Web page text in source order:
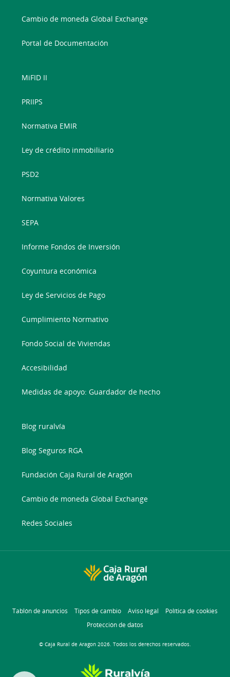
Cambio de moneda Global Exchange
Portal de Documentación
MiFID II
PRIIPS
Normativa EMIR
Ley de crédito inmobiliario
PSD2
Normativa Valores
SEPA
Informe Fondos de Inversión
Coyuntura económica
Ley de Servicios de Pago
Cumplimiento Normativo
Fondo Social de Viviendas
Accesibilidad
Medidas de apoyo: Guardador de hecho
Blog ruralvía
Blog Seguros RGA
Fundación Caja Rural de Aragón
Cambio de moneda Global Exchange
Redes Sociales
Tablón de anuncios Tipos de cambio Aviso legal
Política de cookies
Protección de datos
© Caja Rural de Aragon 2026. Todos los derechos reservados.